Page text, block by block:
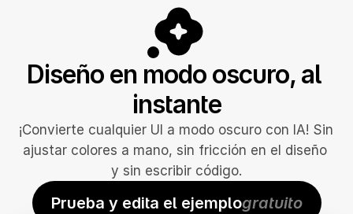
Diseño en modo oscuro, al
instante
¡Convierte cualquier UI a modo oscuro con IA! Sin
ajustar colores a mano, sin fricción en el diseño
y sin escribir código.
Prueba y edita el ejemplogratuito